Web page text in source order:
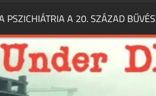
PSZICHIÁTRIA A 20. SZÁZAD